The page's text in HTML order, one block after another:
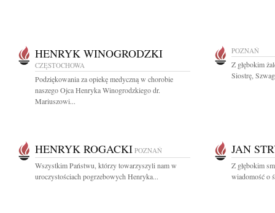
HENRYK WINOGRODZKI
CZĘSTOCHOWA
Podziękowania za opiekę medyczną w chorobie
naszego Ojca Henryka Winogrodzkiego dr.
Mariuszowi...
POZNAŃ
Z głębokim
Siostrę,
HENRYK ROGACKI POZNAŃ
Wszystkim Państwu, którzy towarzyszyli nam w
uroczystościach pogrzebowych Henryka...
JAN
Z głębokim
wiadomość o